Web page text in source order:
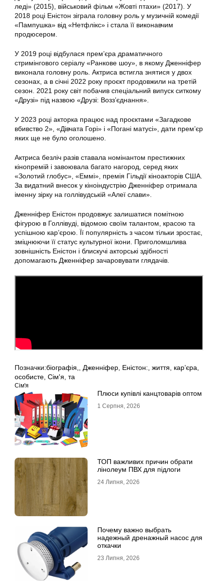
леді» (2015), військовий фільм «Жовті птахи» (2017). У
2018 році Еністон зіграла головну роль у музичній комедії
«Пампушка» від «Нетфлікс» і стала її виконавчим
продюсером.
У 2019 році відбулася прем’єра драматичного
стримінгового серіалу «Ранкове шоу», в якому Дженніфер
виконала головну роль. Актриса встигла знятися у двох
сезонах, а в січні 2022 року проєкт продовжили на третій
сезон. 2021 року світ побачив спеціальний випуск ситкому
«Друзі» під назвою «Друзі: Возз’єднання».
У 2023 році акторка працює над проєктами «Загадкове
вбивство 2», «Дівчата Горі» і «Погані матусі», дати прем’єр
яких ще не було оголошено.
Актриса безліч разів ставала номінантом престижних
кінопремій і завоювала багато нагород, серед яких
«Золотий глобус», «Еммі», премія Гільдії кіноакторів США.
За видатний внесок у кіноіндустрію Дженніфер отримала
іменну зірку на голлівудській «Алеї слави».
Дженніфер Еністон продовжує залишатися помітною
фігурою в Голлівуді, відомою своїм талантом, красою та
успішною кар’єрою. Її популярність з часом тільки зростає,
зміцнюючи її статус культурної ікони. Приголомшлива
зовнішність Еністон і блискучі акторські здібності
допомагають Дженніфер зачаровувати глядачів.
Позначки:біографія,, Дженніфер, Еністон:, життя, кар’єра,
особисте, Сім'я, та
Сім'я
Плюси купівлі канцтоварів оптом
1 Серпня, 2026
ТОП важливих причин обрати
лінолеум ПВХ для підлоги
24 Липня, 2026
Почему важно выбрать
надежный дренажный насос для
откачки
23 Липня, 2026